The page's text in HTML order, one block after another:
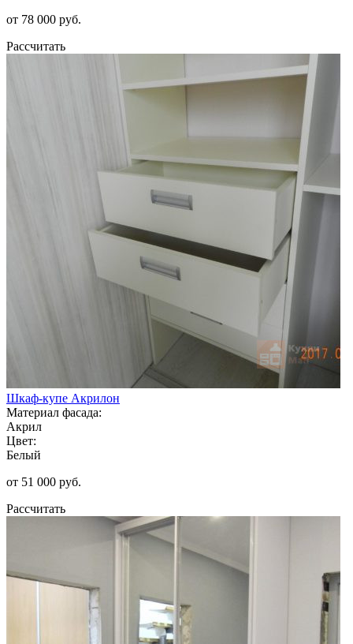
от 78 000 руб.
Рассчитать
Шкаф-купе Акрилон
Материал фасада:
Акрил
Цвет:
Белый
от 51 000 руб.
Рассчитать